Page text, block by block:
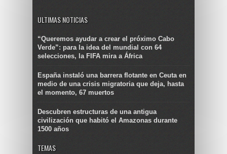
ULTIMAS NOTICIAS
“Queremos ayudar a crear el próximo Cabo
Verde”: para la idea del mundial con 64
selecciones, la FIFA mira a África
España instaló una barrera flotante en Ceuta en
medio de una crisis migratoria que deja, hasta
el momento, 67 muertos
Descubren estructuras de una antigua
civilización que habitó el Amazonas durante
1500 años
TEMAS